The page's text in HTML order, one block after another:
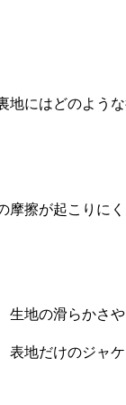
地にはどのよう
擦が起こりに
地の滑らかさ
表地だけのジャ